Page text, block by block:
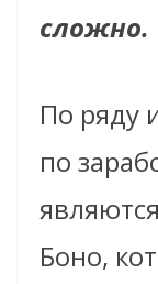
сложно.
По ряду
по
Боно,